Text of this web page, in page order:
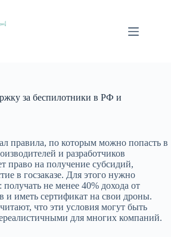
за беспилотники в РФ и
правила, по которым можно попасть в
и разработчиков
право на получение субсидий,
в госзаказе. Для этого нужно
не менее 40% дохода от
и иметь сертификат на свои дроны.
что эти условия могут быть
для многих компаний.